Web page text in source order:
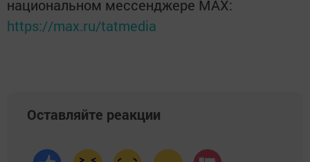
национальном мессенджере MАХ:
https://max.ru/tatmedia
Оставляйте реакции